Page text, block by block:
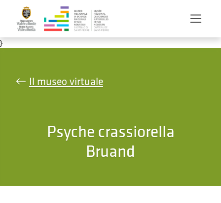
Salta al contenuto principale
}
Il museo virtuale
Psyche crassiorella
Bruand